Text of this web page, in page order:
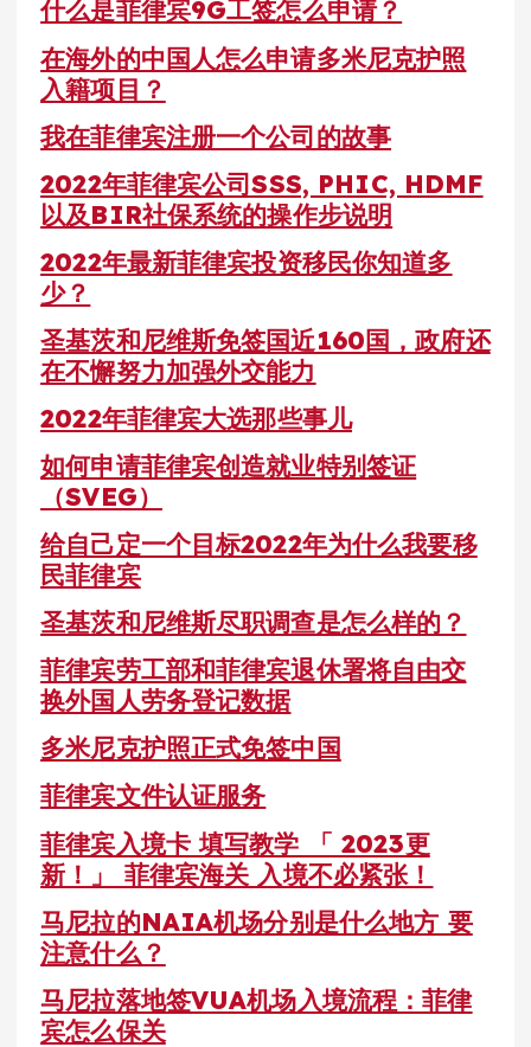
什么是菲律宾9G工签怎么申请？
在海外的中国人怎么申请多米尼克护照
入籍项目？
我在菲律宾注册一个公司的故事
2022年菲律宾公司SSS, PHIC, HDMF
以及BIR社保系统的操作步说明
2022年最新菲律宾投资移民你知道多
少？
圣基茨和尼维斯免签国近160国，政府还
在不懈努力加强外交能力
2022年菲律宾大选那些事儿
如何申请菲律宾创造就业特别签证
（SVEG）
给自己定一个目标2022年为什么我要移
民菲律宾
圣基茨和尼维斯尽职调查是怎么样的？
菲律宾劳工部和菲律宾退休署将自由交
换外国人劳务登记数据
多米尼克护照正式免签中国
菲律宾文件认证服务
菲律宾入境卡 填写教学 「 2023更
新！」 菲律宾海关 入境不必紧张！
马尼拉的NAIA机场分别是什么地方 要
注意什么？
马尼拉落地签VUA机场入境流程：菲律
宾怎么保关